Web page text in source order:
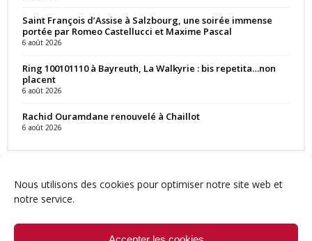
Nous utilisons des cookies pour optimiser notre site web et
notre service.
Saint François d’Assise à Salzbourg, une soirée immense
portée par Romeo Castellucci et Maxime Pascal
6 août 2026
Ring 100101110 à Bayreuth, La Walkyrie : bis repetita…non
placent
6 août 2026
Rachid Ouramdane renouvelé à Chaillot
6 août 2026